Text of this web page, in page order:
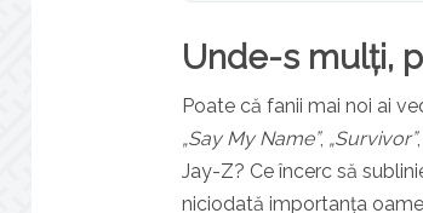
Unde-s mulți,
Poate că fanii mai noi ai
„Say My Name”, „Survivor”
Jay-Z? Ce încerc să
niciodată importanța